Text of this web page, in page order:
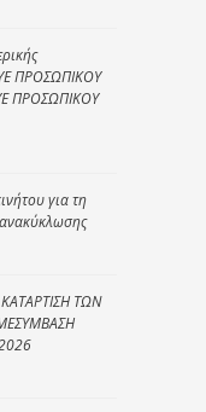
ΠΡΟΣΩΠΙΚΟΥ
ΠΡΟΣΩΠΙΚΟΥ
για τη
ΤΩΝ